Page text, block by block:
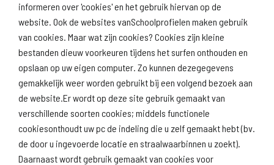
informeren over 'cookies' en het gebruik hiervan op de
website. Ook de websites vanSchoolprofielen maken gebruik
van cookies. Maar wat zijn cookies? Cookies zijn kleine
bestanden dieuw voorkeuren tijdens het surfen onthouden en
opslaan op uw eigen computer. Zo kunnen dezegegevens
gemakkelijk weer worden gebruikt bij een volgend bezoek aan
de website.Er wordt op deze site gebruik gemaakt van
verschillende soorten cookies; middels functionele
cookiesonthoudt uw pc de indeling die u zelf gemaakt hebt (bv.
de door u ingevoerde locatie en straalwaarbinnen u zoekt).
Daarnaast wordt gebruik gemaakt van cookies voor
Download
schoolprofiel
Naar
schoolresultaten
Naar scholenopdekaart.nl